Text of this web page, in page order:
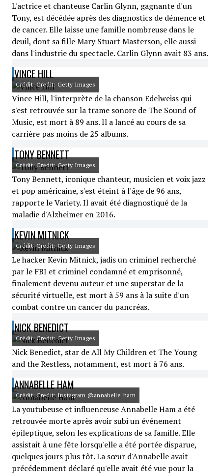
L'actrice et chanteuse Carlin Glynn, gagnante d'un
Tony, est décédée après des diagnostics de démence et
de cancer. Elle laisse une famille nombreuse dans le
deuil, dont sa fille Mary Stuart Masterson, elle aussi
dans l'industrie du spectacle. Carlin Glynn avait 83 ans.
VINCE HILL
Crédit: Credit: Getty Images
Vince Hill, l'interprète de la chanson Edelweiss qui
s'est retrouvée sur la trame sonore de The Sound of
Music, est mort à 89 ans. Il a lancé au cours de sa
carrière pas moins de 25 albums.
TONY BENNETT
Crédit: Credit: Getty Images
Tony Bennett, iconique chanteur, musicien et voix jazz
et pop américaine, s'est éteint à l'âge de 96 ans,
rapporte le Variety. Il avait été diagnostiqué de la
maladie d'Alzheimer en 2016.
KEVIN MITNICK
Crédit: Credit: Getty Images
Le hacker Kevin Mitnick, jadis un criminel recherché
par le FBI et criminel condamné et emprisonné,
finalement devenu auteur et une superstar de la
sécurité virtuelle, est mort à 59 ans à la suite d'un
combat contre un cancer du pancréas.
NICK BENEDICT
Crédit: Credit: Getty Images
Nick Benedict, star de All My Children et The Young
and the Restless, notamment, est mort à 76 ans.
ANNABELLE HAM
Crédit: Credit: Instagram @annabelle_ham
La youtubeuse et influenceuse Annabelle Ham a été
retrouvée morte après avoir subi un événement
épileptique, selon les explications de sa famille. Elle
assistait à une fête lorsqu'elle a été portée disparue,
quelques jours plus tôt. La sœur d'Annabelle avait
précédemment déclaré qu'elle avait été vue pour la